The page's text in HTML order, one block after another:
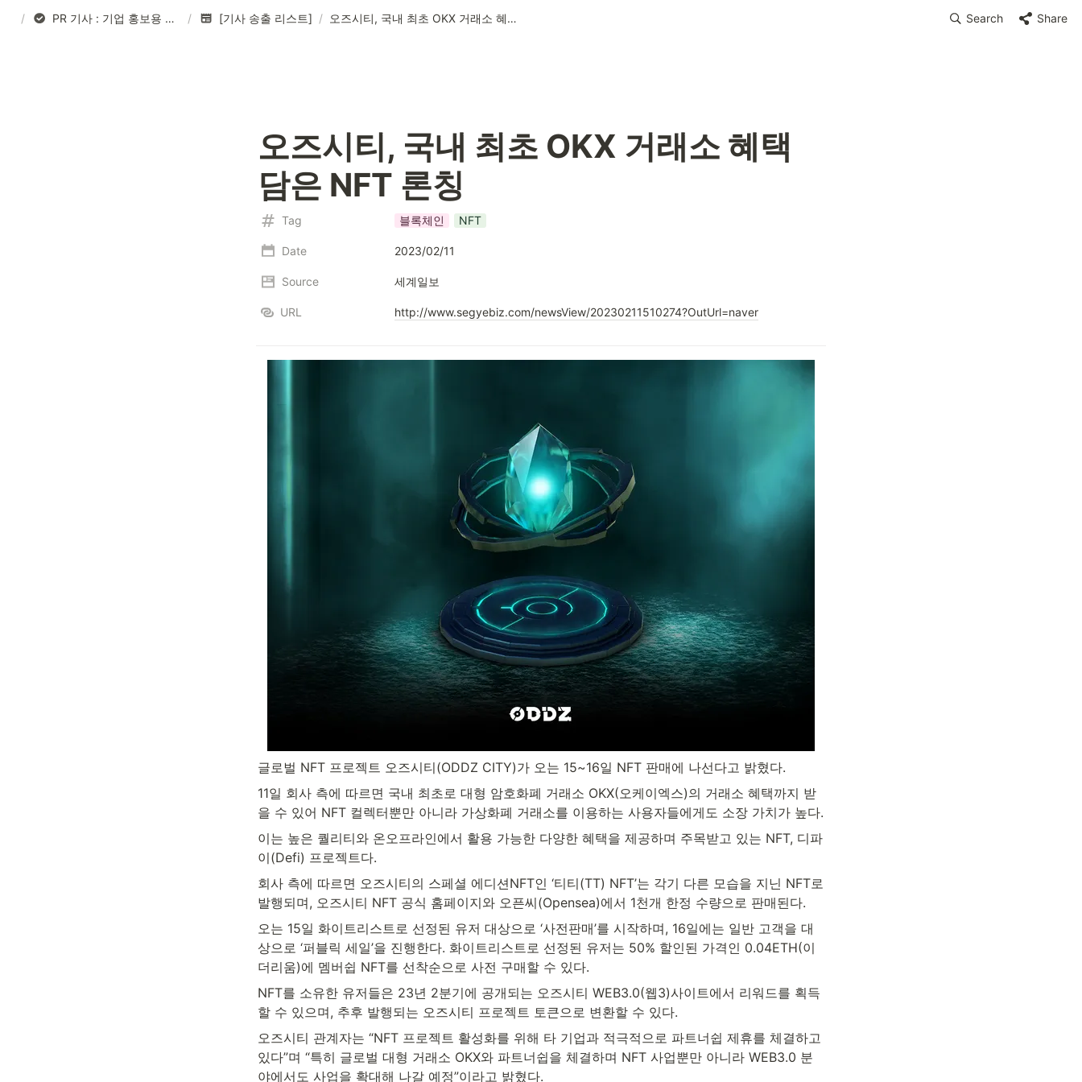
/ PR 기사 : 기업 홍보용 기사 작성 / [기사 송출 리스트] / 오즈시티, 국내 최초 OKX 거래소 혜택 담은 NFT 론칭 Search Share
오즈시티, 국내 최초 OKX 거래소 혜택
담은 NFT 론칭
Tag 블록체인 NFT
Date 2023/02/11
Source 세계일보
URL http://www.segyebiz.com/newsView/20230211510274?OutUrl=naver
글로벌 NFT 프로젝트 오즈시티(ODDZ CITY)가 오는 15~16일 NFT 판매에 나선다고 밝혔다.
11일 회사 측에 따르면 국내 최초로 대형 암호화폐 거래소 OKX(오케이엑스)의 거래소 혜택까지 받
을 수 있어 NFT 컬렉터뿐만 아니라 가상화폐 거래소를 이용하는 사용자들에게도 소장 가치가 높다.
이는 높은 퀄리티와 온오프라인에서 활용 가능한 다양한 혜택을 제공하며 주목받고 있는 NFT, 디파
이(Defi) 프로젝트다.
회사 측에 따르면 오즈시티의 스페셜 에디션NFT인 ‘티티(TT) NFT’는 각기 다른 모습을 지닌 NFT로
발행되며, 오즈시티 NFT 공식 홈페이지와 오픈씨(Opensea)에서 1천개 한정 수량으로 판매된다.
오는 15일 화이트리스트로 선정된 유저 대상으로 ‘사전판매’를 시작하며, 16일에는 일반 고객을 대
상으로 ‘퍼블릭 세일’을 진행한다. 화이트리스트로 선정된 유저는 50% 할인된 가격인 0.04ETH(이
더리움)에 멤버쉽 NFT를 선착순으로 사전 구매할 수 있다.
NFT를 소유한 유저들은 23년 2분기에 공개되는 오즈시티 WEB3.0(웹3)사이트에서 리워드를 획득
할 수 있으며, 추후 발행되는 오즈시티 프로젝트 토큰으로 변환할 수 있다.
오즈시티 관계자는 “NFT 프로젝트 활성화를 위해 타 기업과 적극적으로 파트너쉽 제휴를 체결하고
있다”며 “특히 글로벌 대형 거래소 OKX와 파트너쉽을 체결하며 NFT 사업뿐만 아니라 WEB3.0 분
야에서도 사업을 확대해 나갈 예정”이라고 밝혔다.